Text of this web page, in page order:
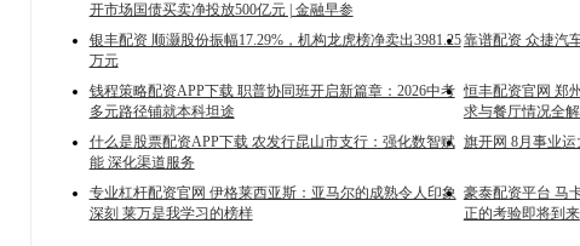
开市场国债买卖净投放500亿元 | 金融早参
银丰配资 顺灏股份振幅17.29%，机构龙虎榜净卖出3981.25
万元
靠谱配资 众捷汽
钱程策略配资APP下载 职普协同班开启新篇章：2026中考
多元路径铺就本科坦途
恒丰配资官网 郑
求与餐厅情况全
什么是股票配资APP下载 农发行昆山市支行：强化数智赋
能 深化渠道服务
旗开网 8月事业
专业杠杆配资官网 伊格莱西亚斯：亚马尔的成熟令人印象
深刻 莱万是我学习的榜样
豪泰配资平台 马
正的考验即将到来